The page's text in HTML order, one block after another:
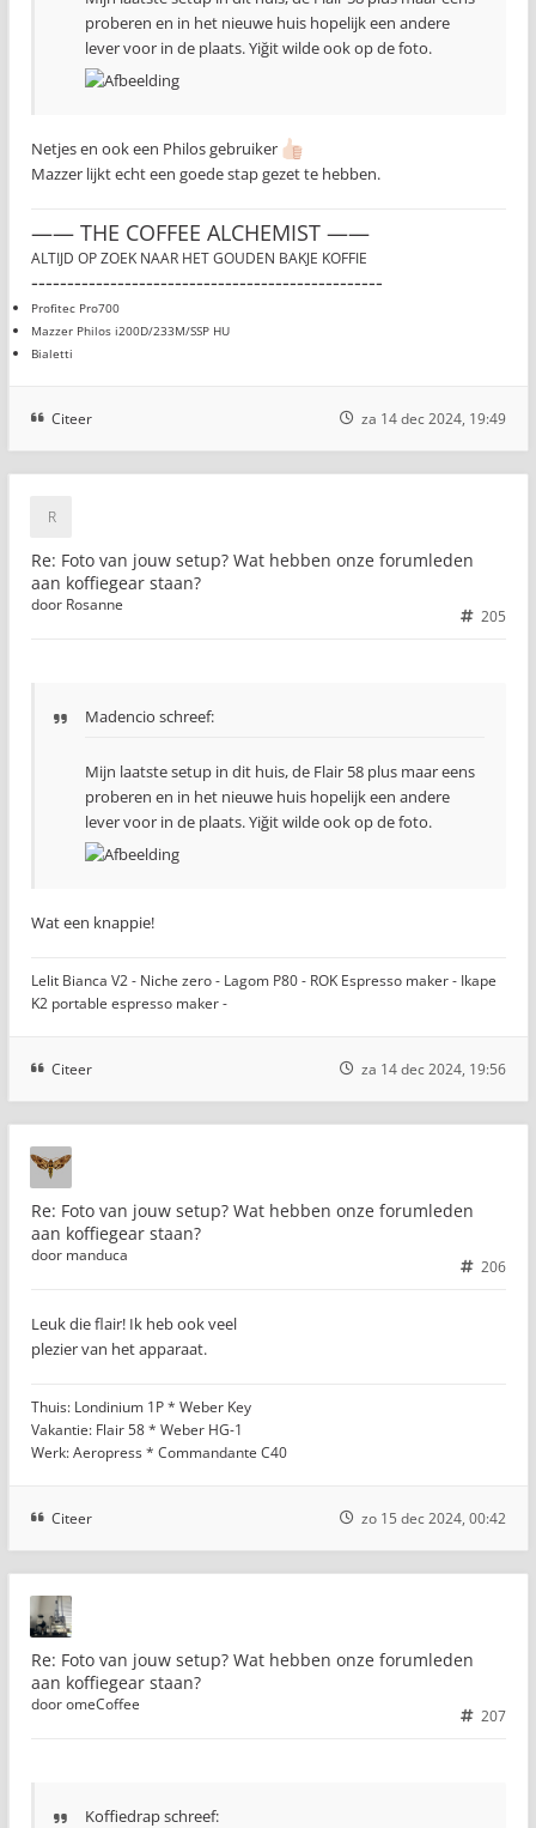
proberen en in het nieuwe huis hopelijk een andere
lever voor in de plaats. Yiğit wilde ook op de foto.
Netjes en ook een Philos gebruiker
Mazzer lijkt echt een goede stap gezet te hebben.
—— THE COFFEE ALCHEMIST ——
ALTIJD OP ZOEK NAAR HET GOUDEN BAKJE KOFFIE
-------------------------------------------------
Profitec Pro700
Mazzer Philos i200D/233M/SSP HU
Bialetti
Citeer za 14 dec 2024, 19:49
Re: Foto van jouw setup? Wat hebben onze forumleden
aan koffiegear staan?
205
door Rosanne
Madencio schreef:
Mijn laatste setup in dit huis, de Flair 58 plus maar eens
proberen en in het nieuwe huis hopelijk een andere
lever voor in de plaats. Yiğit wilde ook op de foto.
Wat een knappie!
Lelit Bianca V2 - Niche zero - Lagom P80 - ROK Espresso maker - Ikape
K2 portable espresso maker -
Citeer za 14 dec 2024, 19:56
Re: Foto van jouw setup? Wat hebben onze forumleden
aan koffiegear staan?
206
door manduca
Leuk die flair! Ik heb ook veel
plezier van het apparaat.
Thuis: Londinium 1P * Weber Key
Vakantie: Flair 58 * Weber HG-1
Werk: Aeropress * Commandante C40
Citeer zo 15 dec 2024, 00:42
Re: Foto van jouw setup? Wat hebben onze forumleden
aan koffiegear staan?
207
dooromeCoffee
Koffiedrap schreef: